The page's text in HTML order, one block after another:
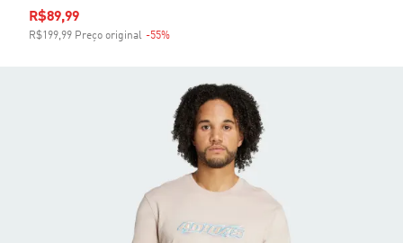
Preço com desconto
R$89,99
R$199,99 Preço original -55%